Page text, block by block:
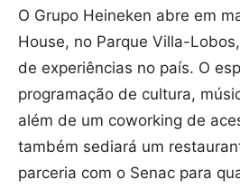
O Grupo Heineken abre em
House, no Parque Villa-
de experiências no país. O
programação de cultura,
além de um coworking de
também sediará um
parceria com o Senac para